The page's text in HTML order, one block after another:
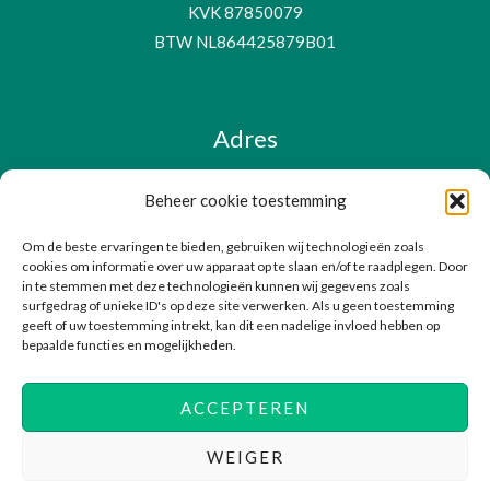
Beheer cookie toestemming
Om de beste ervaringen te bieden, gebruiken wij technologieën zoals
cookies om informatie over uw apparaat op te slaan en/of te raadplegen. Door
in te stemmen met deze technologieën kunnen wij gegevens zoals
surfgedrag of unieke ID's op deze site verwerken. Als u geen toestemming
geeft of uw toestemming intrekt, kan dit een nadelige invloed hebben op
bepaalde functies en mogelijkheden.
ACCEPTEREN
WEIGER
KVK 87850079
BTW NL864425879B01
Adres
1531 TZ, Wormer
Nederland
Copyright © 2026 Securable Cyber Security